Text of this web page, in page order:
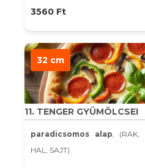
3560 Ft
32 cm
11. TENGER GYÜMÖLCSEI
paradicsomos alap, (RÁK,
HAL, SAJT)